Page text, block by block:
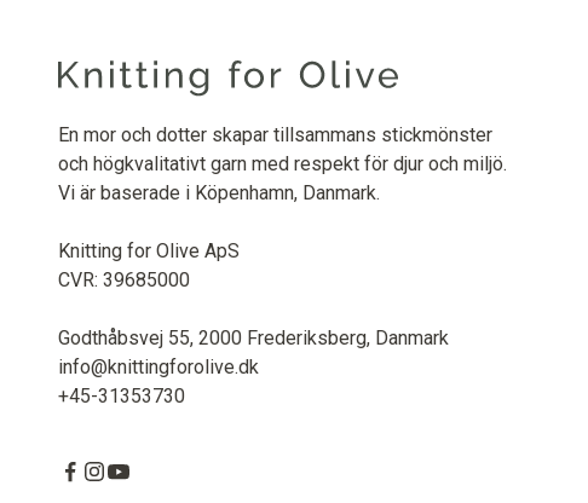
En mor och dotter skapar tillsammans stickmönster
och högkvalitativt garn med respekt för djur och miljö.
Vi är baserade i Köpenhamn, Danmark.
Knitting for Olive ApS
CVR: 39685000
Godthåbsvej 55, 2000 Frederiksberg, Danmark
info@knittingforolive.dk
+45-31353730